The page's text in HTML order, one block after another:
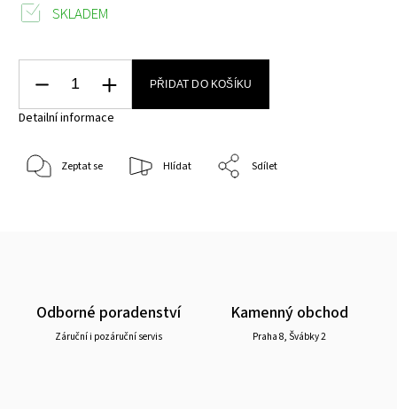
SKLADEM
PŘIDAT DO KOŠÍKU
Detailní informace
Zeptat se Hlídat Sdílet
Odborné poradenství
Záruční i pozáruční servis
Kamenný obchod
Praha 8, Švábky 2